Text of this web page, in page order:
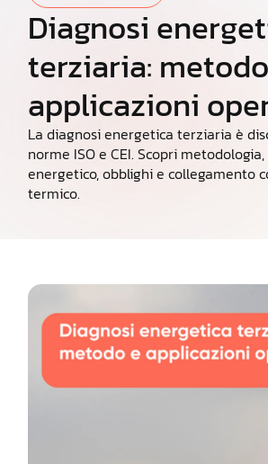
Diagnosi
terziaria:
applicazioni
La diagnosi energetica terziaria è
norme ISO e CEI. Scopri
energetico, obblighi e collegamento
termico.